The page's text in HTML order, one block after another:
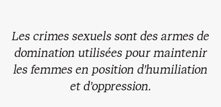
Les crimes sexuels sont des armes de
domination utilisées pour maintenir
les femmes en position d’humiliation
et d’oppression.